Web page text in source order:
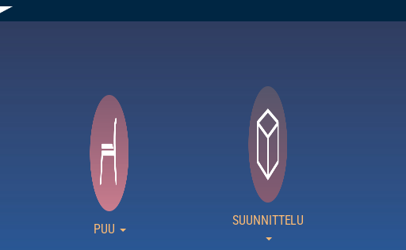
PUU
SUUNNITTELU